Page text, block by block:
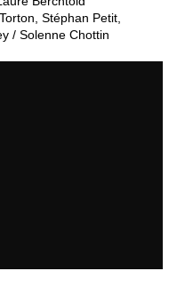
Stéphan Petit,
/ Solenne Chottin